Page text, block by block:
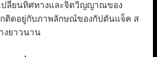
ปลี่ยนทิศทางและจิตวิญญาณของ
กติดอยู่กับภาพลักษณ์ของกัปตันแจ็ค ส
งยาวนาน